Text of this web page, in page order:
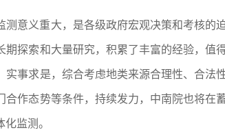
测意义重大，是各级政府宏观决策和考核
探索和大量研究，积累了丰富的经验，值
事求是，综合考虑地类来源合理性、合法
作态势等条件，持续发力， 中南院也将在
监测。